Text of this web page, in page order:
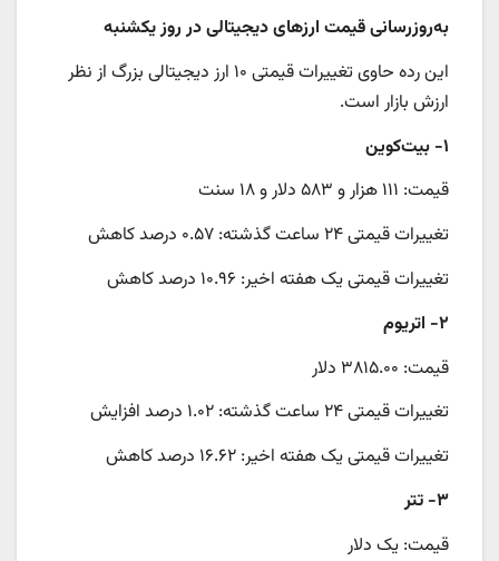
به‌روزرسانی قیمت ارزهای دیجیتالی در روز یکشنبه
این رده حاوی تغییرات قیمتی ۱۰ ارز دیجیتالی بزرگ از نظر
ارزش بازار است.
۱- بیت‌کوین
قیمت: ۱۱۱ هزار و ۵۸۳ دلار و ۱۸ سنت
تغییرات قیمتی ۲۴ ساعت گذشته: ۰.۵۷ درصد کاهش
تغییرات قیمتی یک هفته اخیر: ۱۰.۹۶ درصد کاهش
۲- اتریوم
قیمت: ۳۸۱۵.۰۰ دلار
تغییرات قیمتی ۲۴ ساعت گذشته: ۱.۰۲ درصد افزایش
تغییرات قیمتی یک هفته اخیر: ۱۶.۶۲ درصد کاهش
۳- تتر
قیمت: یک دلار